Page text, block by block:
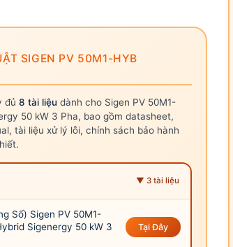
SIGEN PV 50M1-HYB
đủ 8 tài liệu dành cho Sigen PV 50M1-
50 kW 3 Pha, bao gồm datasheet,
tài liệu xử lý lỗi, chính sách bảo hành
▼ 3 tài liệu
Số) Sigen PV 50M1-
Sigenergy 50 kW 3
Tại Đây